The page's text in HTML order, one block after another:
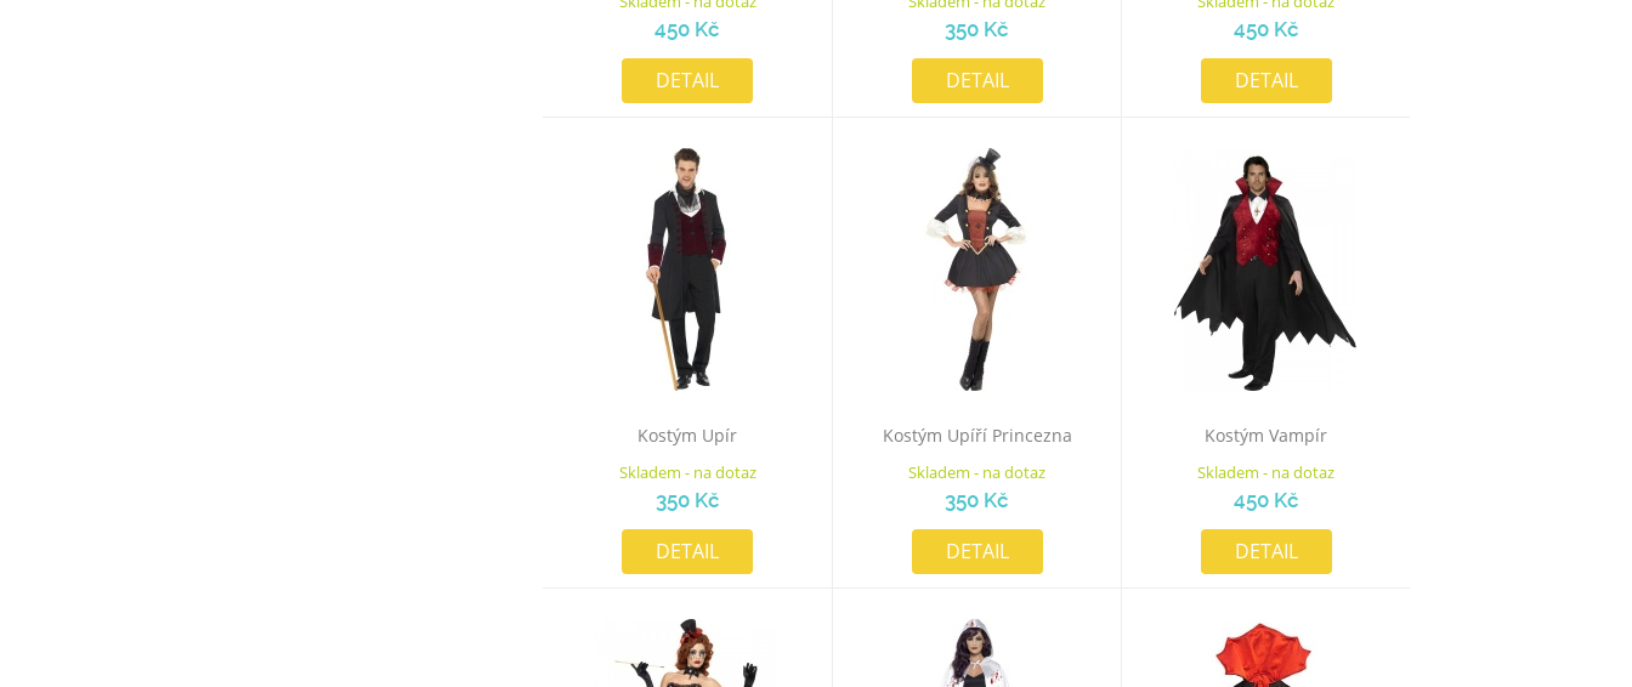
450 Kč
DETAIL
350 Kč
DETAIL
450 Kč
DETAIL
Kostým Upír
Skladem - na dotaz
350 Kč
DETAIL
Kostým Upíří Princezna
Skladem - na dotaz
350 Kč
DETAIL
Kostým Vampír
Skladem - na dotaz
450 Kč
DETAIL